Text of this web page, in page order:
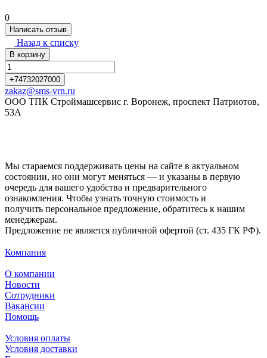
0
Написать отзыв
Назад к списку
В корзину
+74732027000
zakaz@sms-vrn.ru
ООО ТПК Строймашсервис г. Воронеж, проспект Патриотов,
53А
Мы стараемся поддерживать цены на сайте в актуальном
состоянии, но они могут меняться — и указаны в первую
очередь для вашего удобства и предварительного
ознакомления. Чтобы узнать точную стоимость и
получить персональное предложение, обратитесь к нашим
менеджерам.
Предложение не является публичной офертой (ст. 435 ГК РФ).
Компания
О компании
Новости
Сотрудники
Вакансии
Помощь
Условия оплаты
Условия доставки